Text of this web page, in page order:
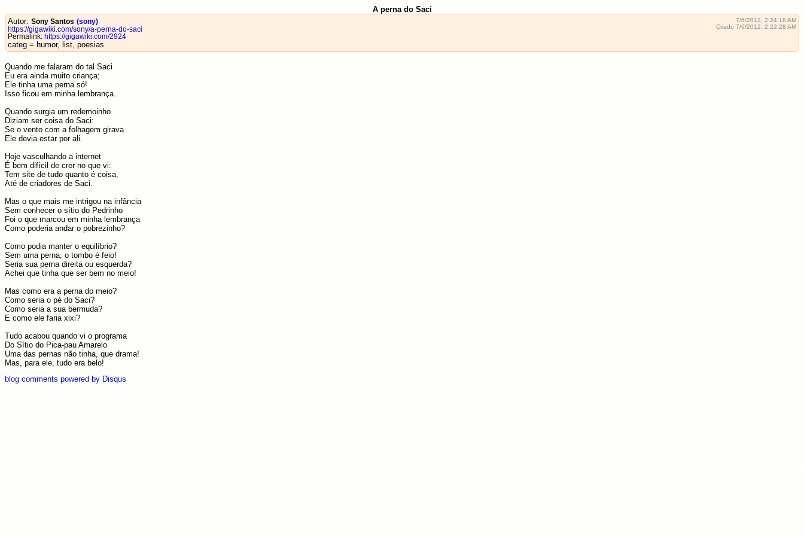
A perna do Saci
7/6/2012, 2:24:18 AM
Criado 7/6/2012, 2:22:28 AM
Autor: Sony Santos (sony)
https://gigawiki.com/sony/a-perna-do-saci
Permalink: https://gigawiki.com/2924
categ = humor, list, poesias
Quando me falaram do tal Saci
Eu era ainda muito criança;
Ele tinha uma perna só!
Isso ficou em minha lembrança.
Quando surgia um redemoinho
Diziam ser coisa do Saci:
Se o vento com a folhagem girava
Ele devia estar por ali.
Hoje vasculhando a internet
É bem difícil de crer no que vi:
Tem site de tudo quanto é coisa,
Até de criadores de Saci.
Mas o que mais me intrigou na infância
Sem conhecer o sítio do Pedrinho
Foi o que marcou em minha lembrança
Como poderia andar o pobrezinho?
Como podia manter o equilíbrio?
Sem uma perna, o tombo é feio!
Seria sua perna direita ou esquerda?
Achei que tinha que ser bem no meio!
Mas como era a perna do meio?
Como seria o pé do Saci?
Como seria a sua bermuda?
E como ele faria xixi?
Tudo acabou quando vi o programa
Do Sítio do Pica-pau Amarelo
Uma das pernas não tinha, que drama!
Mas, para ele, tudo era belo!
blog comments powered by Disqus